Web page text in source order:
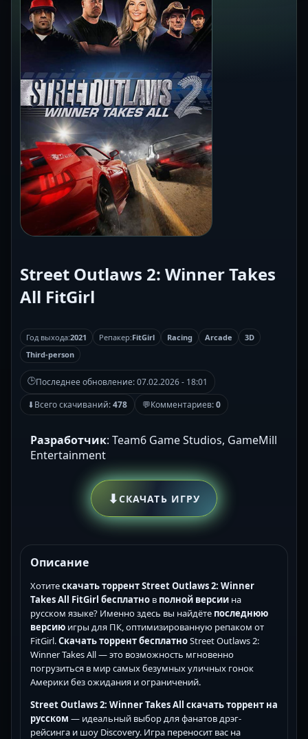
Street Outlaws 2: Winner Takes
All FitGirl
Год выхода:2021 Репакер:FitGirl Racing Arcade
3D
Third-person
🕒Последнее обновление:07.02.2026 - 18:01
⬇Всего скачиваний:478 💬Комментариев:0
Разработчик: Team6 Game Studios, GameMill
Entertainment
⬇СКАЧАТЬ ИГРУ
Описание
Хотитескачать торрент Street Outlaws 2: Winner
Takes All FitGirl бесплатно в полной версии на
русском языке? Именно здесь вы найдёте последнюю
версию игры для ПК, оптимизированную репаком от
FitGirl.Скачать торрент бесплатноStreet Outlaws 2:
Winner Takes All — это возможность мгновенно
погрузиться в мир самых безумных уличных гонок
Америки без ожидания и ограничений.
Street Outlaws 2: Winner Takes All скачать торрент на
русском — идеальный выбор для фанатов дрэг-
рейсинга и шоу Discovery. Игра переносит вас на